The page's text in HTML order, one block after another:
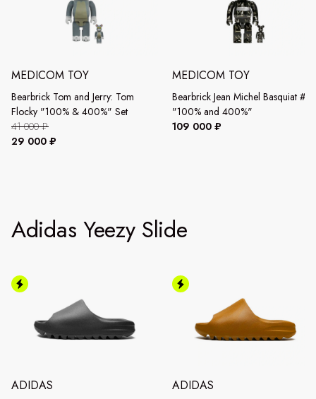
MEDICOM TOY
Bearbrick Tom and Jerry: Tom
Flocky "100% & 400%" Set
41 000 ₽
29 000 ₽
MEDICOM TOY
Bearbrick Jean Michel Basquiat #8
"100% and 400%"
109 000 ₽
Adidas Yeezy Slide
ADIDAS ADIDAS